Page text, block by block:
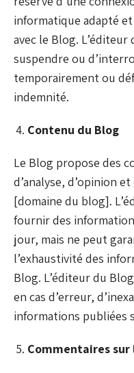
informatique adapté
avec le Blog.
suspendre ou
temporairement ou
indemnité.
Contenu du Blog
Le Blog propose des
d’analyse, d’opinion
[domaine du blog].
fournir des
jour, mais ne peut
l’exhaustivité des
Blog. L’éditeur du
en cas d’erreur,
informations publiées
Commentaires sur